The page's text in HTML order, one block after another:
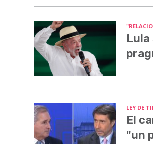
Lula
LEY DE
El
"un